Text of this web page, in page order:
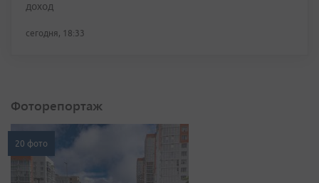
доход
сегодня, 18:33
Фоторепортаж
20 фото